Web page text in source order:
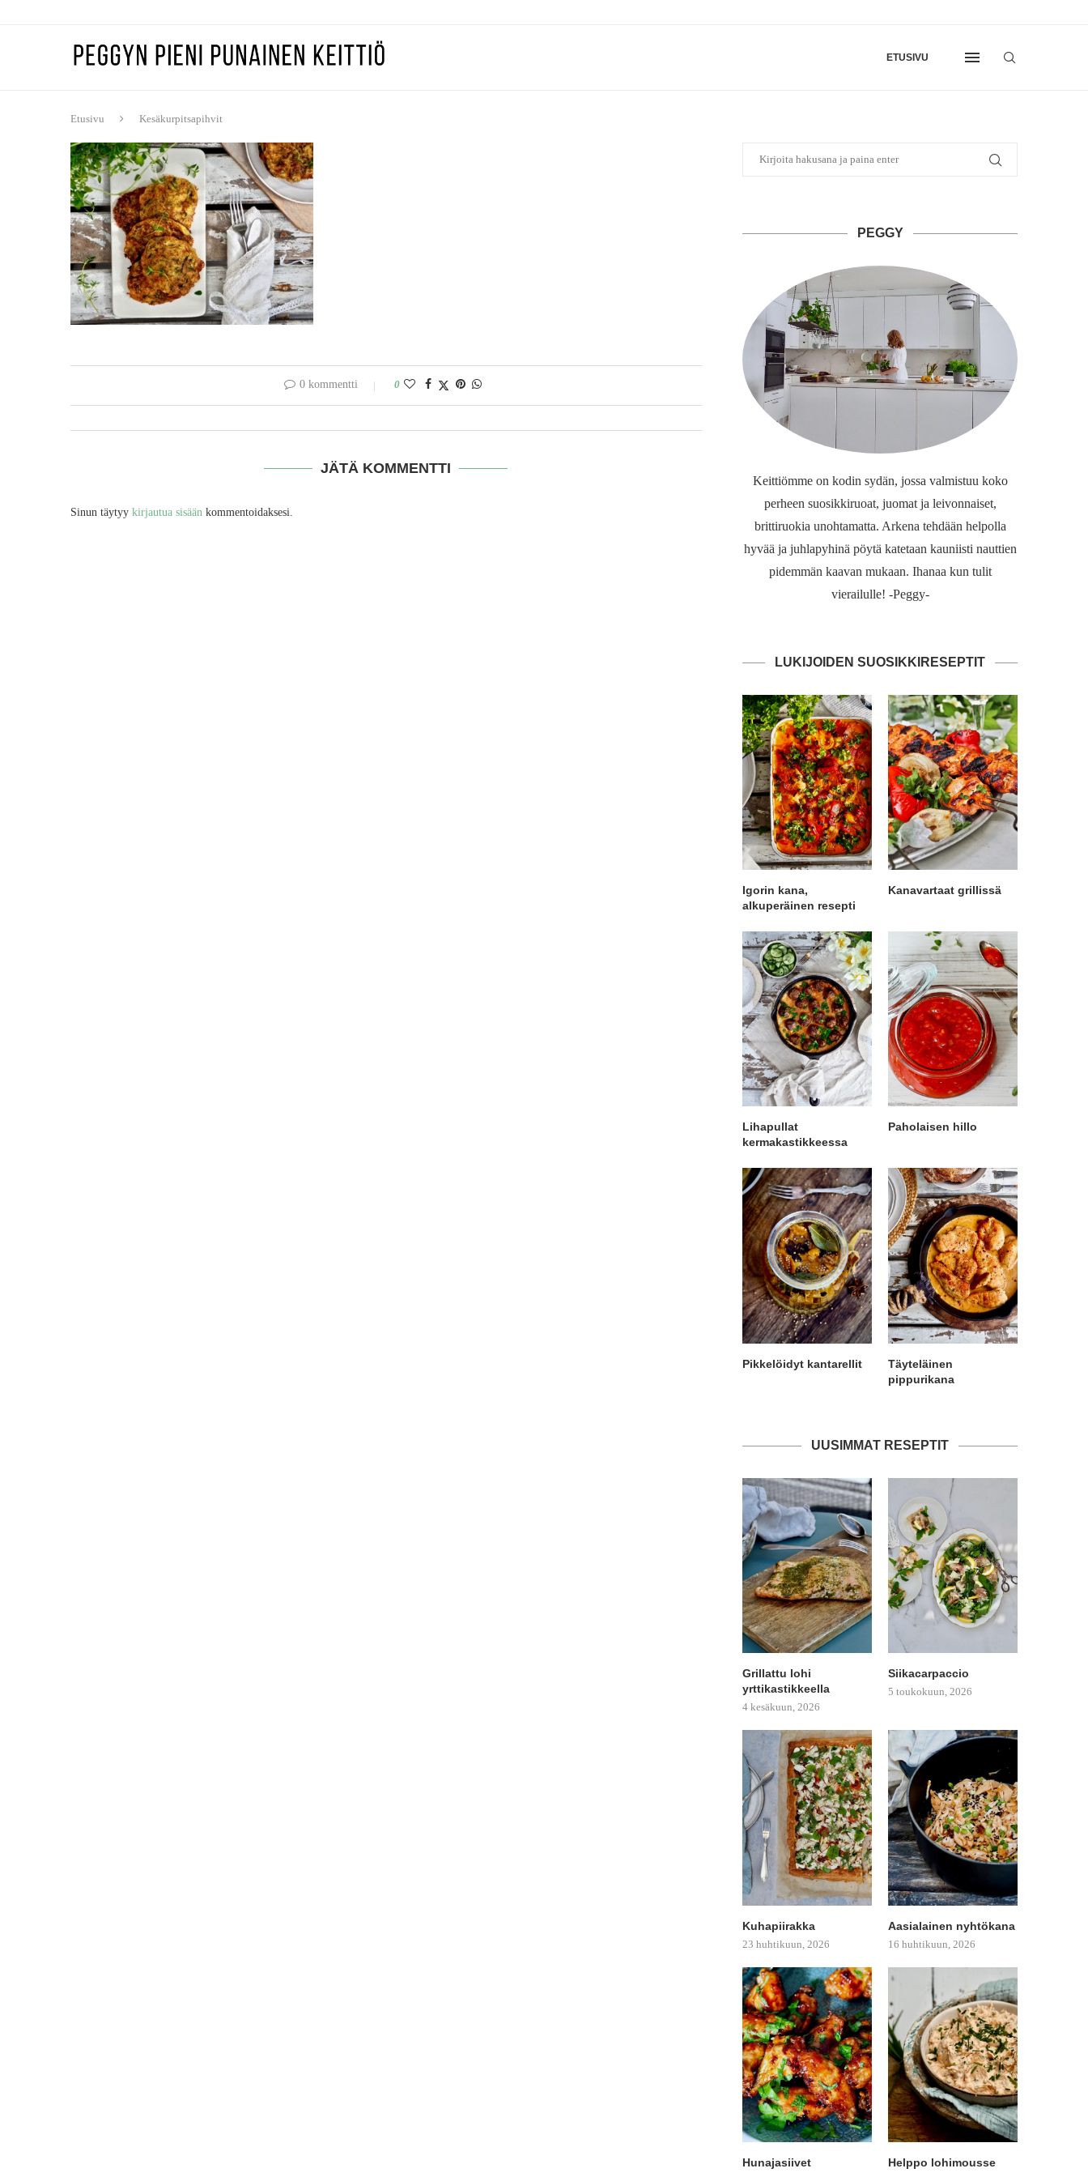
ETUSIVU
Etusivu Kesäkurpitsapihvit
0 kommentti 0
JÄTÄ KOMMENTTI
Sinun täytyy kirjautua sisään kommentoidaksesi.
PEGGY
Keittiömme on kodin sydän, jossa valmistuu koko
perheen suosikkiruoat, juomat ja leivonnaiset,
brittiruokia unohtamatta. Arkena tehdään helpolla
hyvää ja juhlapyhinä pöytä katetaan kauniisti nauttien
pidemmän kaavan mukaan. Ihanaa kun tulit
vierailulle! -Peggy-
LUKIJOIDEN SUOSIKKIRESEPTIT
Igorin kana,
alkuperäinen resepti
Kanavartaat grillissä
Lihapullat
kermakastikkeessa
Paholaisen hillo
Pikkelöidyt kantarellit
Täyteläinen
pippurikana
UUSIMMAT RESEPTIT
Grillattu lohi
yrttikastikkeella
4 kesäkuun, 2026
Siikacarpaccio
5 toukokuun, 2026
Kuhapiirakka
23 huhtikuun, 2026
Aasialainen nyhtökana
16 huhtikuun, 2026
Hunajasiivet Helppo lohimousse